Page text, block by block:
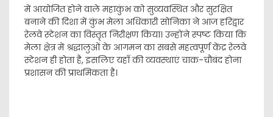
में आयोजित होने वाले महाकुंभ को सुव्यवस्थित और सुरक्षित
बनाने की दिशा में कुंभ मेला अधिकारी सोनिका ने आज हरिद्वार
रेलवे स्टेशन का विस्तृत निरीक्षण किया। उन्होंने स्पष्ट किया कि
मेला क्षेत्र में श्रद्धालुओं के आगमन का सबसे महत्वपूर्ण केंद्र रेलवे
स्टेशन ही होता है, इसलिए यहाँ की व्यवस्थाएं चाक-चौबंद होना
प्रशासन की प्राथमिकता है।